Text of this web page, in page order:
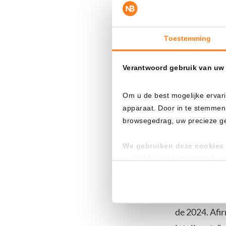
Toestemming
Verantwoord gebruik van
Om u de best mogelijke
apparaat. Door in te
browsegedrag, uw precieze
We gebruiken deze cookies
Klik hieronder om ons
gedetailleerde keuzes,
Ballenas
Mientras
Según los
por ciento
de 2024.